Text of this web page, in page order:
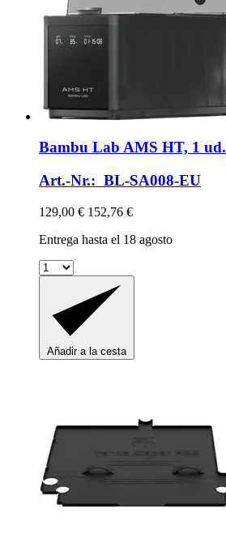
Bambu Lab AMS HT, 1 ud.
Art.-Nr.: BL-SA008-EU
129,00 € 152,76 €
Entrega hasta el 18 agosto
Añadir a la cesta